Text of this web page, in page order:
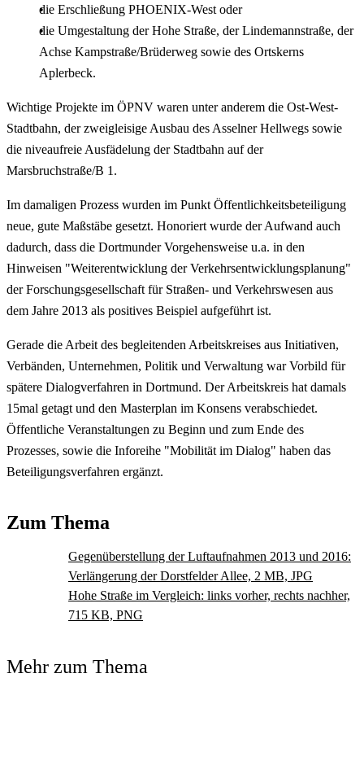
die Erschließung PHOENIX-West oder
die Umgestaltung der Hohe Straße, der Lindemannstraße, der
Achse Kampstraße/Brüderweg sowie des Ortskerns
Aplerbeck.
Wichtige Projekte im ÖPNV waren unter anderem die Ost-West-
Stadtbahn, der zweigleisige Ausbau des Asselner Hellwegs sowie
die niveaufreie Ausfädelung der Stadtbahn auf der
Marsbruchstraße/B 1.
Im damaligen Prozess wurden im Punkt Öffentlichkeitsbeteiligung
neue, gute Maßstäbe gesetzt. Honoriert wurde der Aufwand auch
dadurch, dass die Dortmunder Vorgehensweise u.a. in den
Hinweisen "Weiterentwicklung der Verkehrsentwicklungsplanung"
der Forschungsgesellschaft für Straßen- und Verkehrswesen aus
dem Jahre 2013 als positives Beispiel aufgeführt ist.
Gerade die Arbeit des begleitenden Arbeitskreises aus Initiativen,
Verbänden, Unternehmen, Politik und Verwaltung war Vorbild für
spätere Dialogverfahren in Dortmund. Der Arbeitskreis hat damals
15mal getagt und den Masterplan im Konsens verabschiedet.
Öffentliche Veranstaltungen zu Beginn und zum Ende des
Prozesses, sowie die Inforeihe "Mobilität im Dialog" haben das
Beteiligungsverfahren ergänzt.
Zum Thema
Gegenüberstellung der Luftaufnahmen 2013 und 2016:
Verlängerung der Dorstfelder Allee, 2 MB, JPG
Hohe Straße im Vergleich: links vorher, rechts nachher,
715 KB, PNG
Mehr zum Thema